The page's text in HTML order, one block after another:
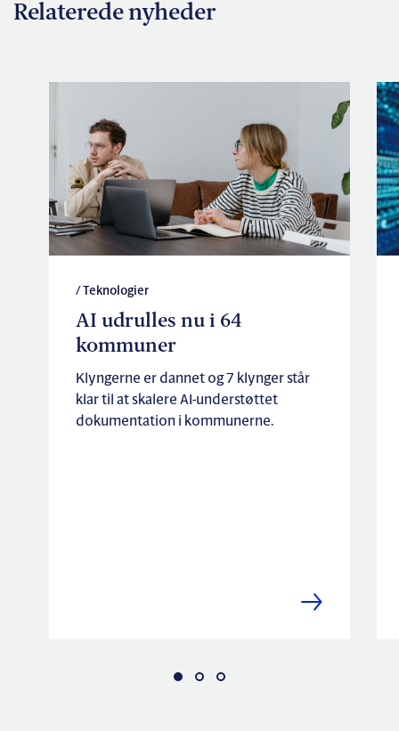
Relaterede nyheder
/ Teknologier
AI udrulles nu i 64
kommuner
Klyngerne er dannet og 7 klynger står
klar til at skalere AI-understøttet
dokumentation i kommunerne.